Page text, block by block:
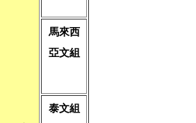
馬來西
亞文組
泰文組